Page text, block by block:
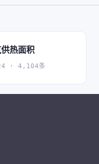
热面积
· 4,104条